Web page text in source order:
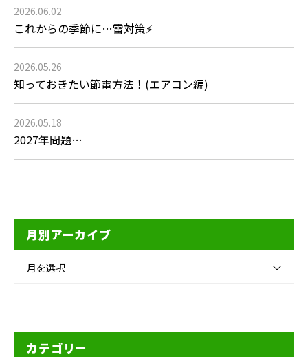
2026.06.02
これからの季節に…雷対策⚡
2026.05.26
知っておきたい節電方法！(エアコン編)
2026.05.18
2027年問題…
月別アーカイブ
月を選択
カテゴリー